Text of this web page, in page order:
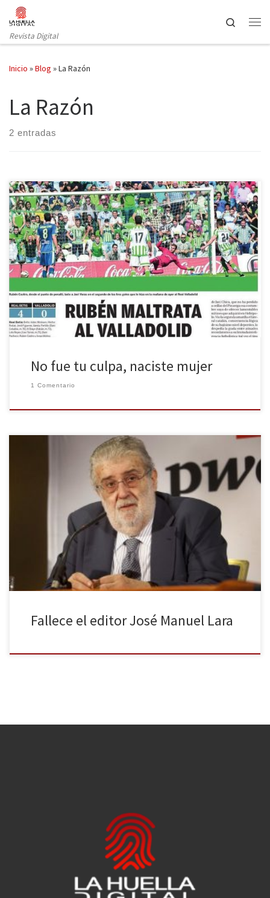
Saltar al contenido
Revista Digital
Search
Inicio »Blog »La Razón
La Razón
2 entradas
Si eres hombre, exitoso y profesional se te pueden perdonar
muchas cosas y, si además metes goles, puede que incluso
agredir a tu novia. La pasada semana La Razón decidió publicar la
crónica de un partido con el titular “Rubén maltrata al Valladolid”,
No fue tu culpa, naciste mujer
1 Comentario
José Manuel Lara, dueño del grupo editorial Planeta, del diario La
Razón y presidente de Atresmedia falleció ayer de un cáncer de
páncreas. A los 68 años de edad deja un inmenso legado en el
que todos los profesionales del medio lloran y vuelcan su pérdida.
José Manuel Lara, el hombre que […]
Fallece el editor José Manuel Lara